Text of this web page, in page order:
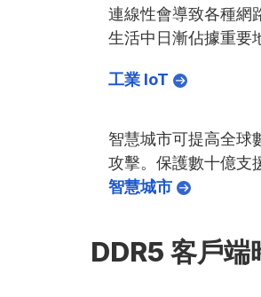
連線性會導致各種網
生活中日漸佔據重要
工業 IoT
智慧城市可提高全球
攻擊。保護數十億支
智慧城市
DDR5 客戶端